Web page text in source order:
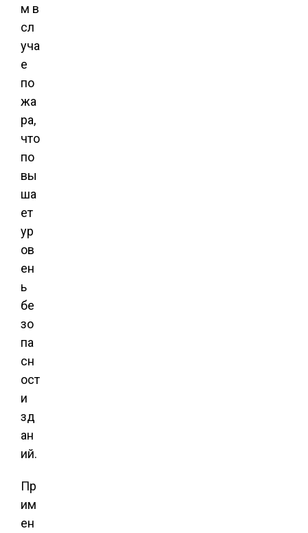
м в
сл
уча
е
по
жа
ра,
что
по
вы
ша
ет
ур
ов
ен
ь
бе
зо
па
сн
ост
и
зд
ан
ий.
Пр
им
ен